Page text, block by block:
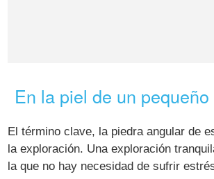
En la piel de un
El término clave, la piedra angular de
la exploración. Una exploración
la que no hay necesidad de sufrir